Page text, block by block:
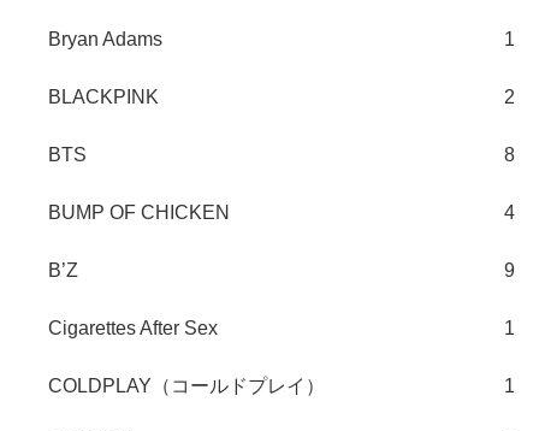
Bryan Adams 1
BLACKPINK 2
BTS 8
BUMP OF CHICKEN 4
B’Z 9
Cigarettes After Sex 1
COLDPLAY（コールドプレイ） 1